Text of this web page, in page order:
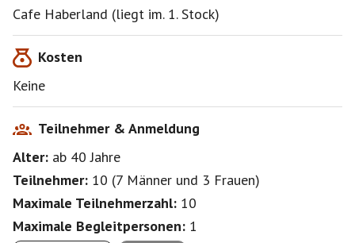
Cafe Haberland (liegt im. 1. Stock)
Kosten
Keine
Teilnehmer & Anmeldung
Alter: ab 40Jahre
Teilnehmer: 10 (7 Männer und 3 Frauen)
Maximale Teilnehmerzahl: 10
Maximale Begleitpersonen: 1